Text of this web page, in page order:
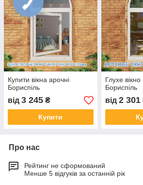
Купити вікна арочні
Бориспіль
від 3 245 ₴
Купити
Глухе
Бориспіль
від 2 301
Про нас
Рейтинг не сформований
Менше 5 відгуків за останній рік